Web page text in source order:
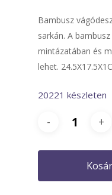
Bambusz
sarkán. A
mintázatában és
lehet.
20221 készleten